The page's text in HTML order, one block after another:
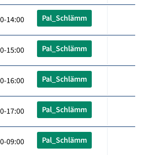
14:00 Pal_Schlämm
15:00 Pal_Schlämm
16:00 Pal_Schlämm
17:00 Pal_Schlämm
09:00 Pal_Schlämm